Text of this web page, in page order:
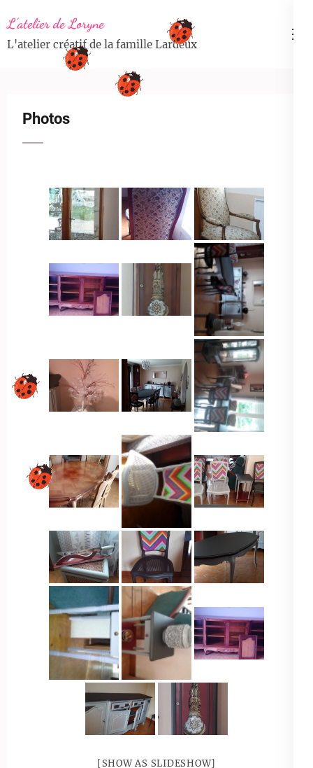
au
contenu
L'atelier de Loryne
L'atelier créatif de la famille Lardeux
Photos
[SHOW AS SLIDESHOW]